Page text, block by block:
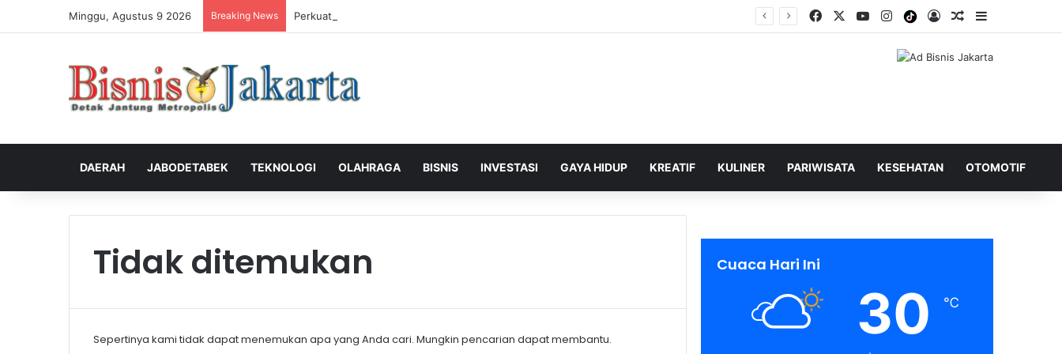
Minggu, Agustus 9 2026 Breaking News Perkuat Pengalaman Pelanggan, PLN Icon Plus Sabet Tiga Penghargaan CCW 2026 Facebook YouTubeInstagramTiktokLog InShuffle Berita
DAERAH JABODETABEK TEKNOLOGI OLAHRAGA BISNIS INVESTASI GAYA HIDUP KREATIF KULINER PARIWISATA KESEHATAN OTOMOTIF
Tidak ditemukan
Sepertinya kami tidak dapat menemukan apa yang Anda cari. Mungkin pencarian dapat membantu.
Cuaca Hari Ini
30 ℃